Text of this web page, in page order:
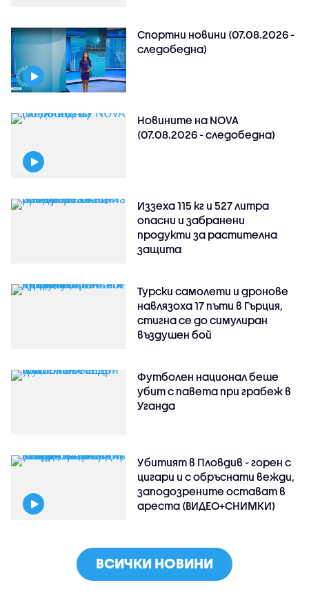
Спортни новини (07.08.2026 -
следобедна)
Новините на NOVA
(07.08.2026 - следобедна)
Иззеха 115 кг и 527 литра
опасни и забранени
продукти за растителна
защита
Турски самолети и дронове
навлязоха 17 пъти в Гърция,
стигна се до симулиран
въздушен бой
Футболен национал беше
убит с павета при грабеж в
Уганда
Убитият в Пловдив - горен с
цигари и с обръснати вежди,
заподозрените остават в
ареста (ВИДЕО+СНИМКИ)
ВСИЧКИ НОВИНИ